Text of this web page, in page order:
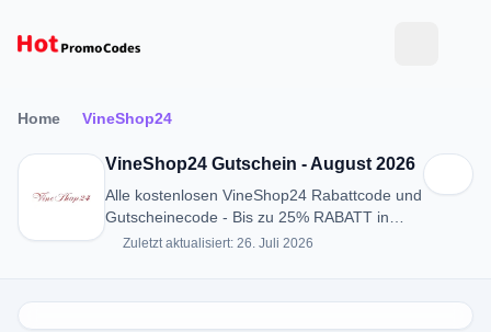
Home VineShop24
VineShop24 Gutschein - August 2026
Alle kostenlosen VineShop24 Rabattcode und
Gutscheinecode - Bis zu 25% RABATT in
August 2026
Zuletzt aktualisiert: 26. Juli 2026